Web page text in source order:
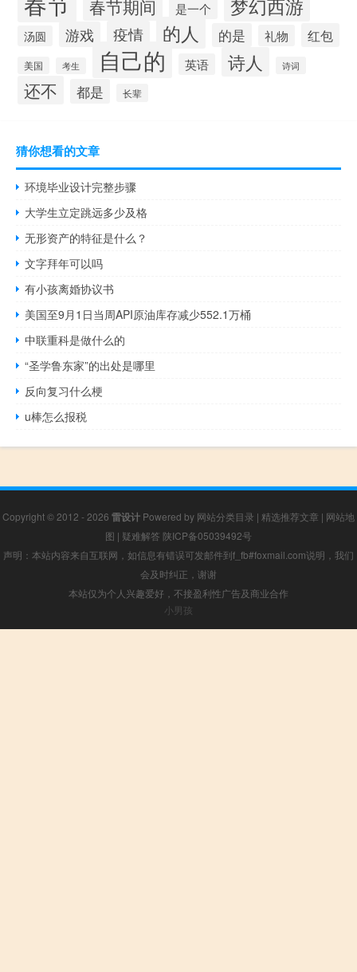
春节期间 是一个 梦幻西游
汤圆 游戏 疫情 的人 的是 礼物 红包
美国 考生 自己的 英语 诗人 诗词
还不 都是 长辈
猜你想看的文章
环境毕业设计完整步骤
大学生立定跳远多少及格
无形资产的特征是什么？
文字拜年可以吗
有小孩离婚协议书
美国至9月1日当周API原油库存减少552.1万桶
中联重科是做什么的
“圣学鲁东家”的出处是哪里
反向复习什么梗
u棒怎么报税
Copyright © 2012 - 2026 雷设计 Powered by 网站分类目录 | 精选推荐文章 | 网站地
图 | 疑难解答 陕ICP备05039492号
声明：本站内容来自互联网，如信息有错误可发邮件到f_fb#foxmail.com说明，我们
会及时纠正，谢谢
本站仅为个人兴趣爱好，不接盈利性广告及商业合作
小男孩